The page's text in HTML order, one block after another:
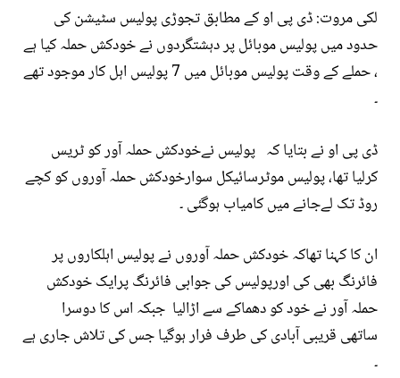
لکی مروت: ڈی پی او کے مطابق تجوڑی پولیس سٹیشن کی
حدود میں پولیس موبائل پر دہشتگردوں نے خودکش حملہ کیا ہے
، حملے کے وقت پولیس موبائل میں 7 پولیس اہل کار موجود تھے
۔
ڈی پی او نے بتایا کہ پولیس نےخودکش حملہ آور کو ٹریس
کرلیا تھا، پولیس موٹرسائیکل سوارخودکش حملہ آوروں کو کچے
روڈ تک لےجانے میں کامیاب ہوگئی ۔
ان کا کہنا تھاکہ خودکش حملہ آوروں نے پولیس اہلکاروں پر
فائرنگ بھی کی اورپولیس کی جوابی فائرنگ پرایک خودکش
حملہ آور نے خود کو دھماکے سے اڑالیا جبکہ اس کا دوسرا
ساتھی قریبی آبادی کی طرف فرار ہوگیا جس کی تلاش جاری ہے
۔